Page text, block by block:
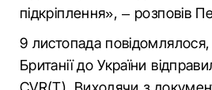
підкріплення», – розповів
9 листопада
Британії до України